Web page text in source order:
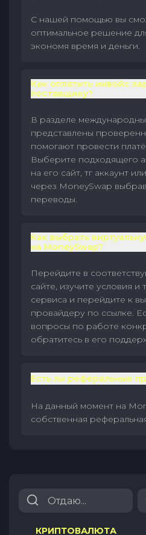
С нашей помощью вы
оптимальное решение
экономя время и деньги.
Как оплатить инвойс
поставщику?
В разделе
представлены
помогают провести
Выберите подходящего
на его сайт, тг аккаунт
через MoneySwap
переводы.
Как выбрать
на MoneySwap?
Перейдите в
сайте, изучите условия
сервиса и перейдите к
провайдеру по ссылке.
вопросы по работе
обратитесь в его
Есть ли реферальные
На данный момент на
собственная
КРИПТОВАЛЮТА